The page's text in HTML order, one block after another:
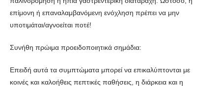
επίμονη ή επαναλαμβανόμενη ενόχληση πρέπει να μην
υποτιμάται/αγνοείται ποτέ!
Συνήθη πρώιμα προειδοποιητικά σημάδια:
Επειδή αυτά τα συμπτώματα μπορεί να επικαλύπτονται με
κοινές και καλοήθεις πεπτικές παθήσεις, η διάρκεια και η